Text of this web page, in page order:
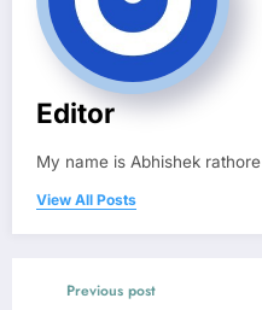
Editor
My name is Abhishek rathore
View All Posts
Previous post